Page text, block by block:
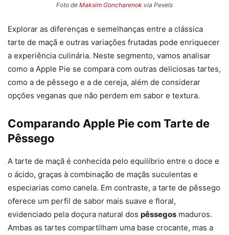
Foto de Maksim Goncharenok via Pexels
Explorar as diferenças e semelhanças entre a clássica
tarte de maçã e outras variações frutadas pode enriquecer
a experiência culinária. Neste segmento, vamos analisar
como a Apple Pie se compara com outras deliciosas tartes,
como a de pêssego e a de cereja, além de considerar
opções veganas que não perdem em sabor e textura.
Comparando Apple Pie com Tarte de
Pêssego
A tarte de maçã é conhecida pelo equilíbrio entre o doce e
o ácido, graças à combinação de maçãs suculentas e
especiarias como canela. Em contraste, a tarte de pêssego
oferece um perfil de sabor mais suave e floral,
evidenciado pela doçura natural dos pêssegos maduros.
Ambas as tartes compartilham uma base crocante, mas a